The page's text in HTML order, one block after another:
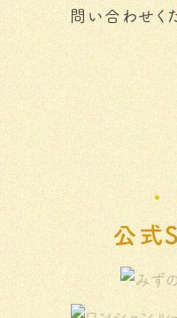
問い合わせく
公式